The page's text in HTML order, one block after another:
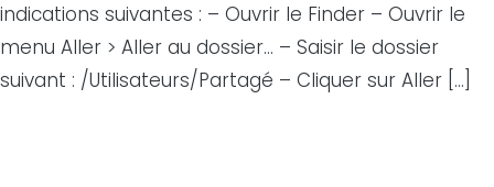
indications suivantes : – Ouvrir le Finder – Ouvrir le
menu Aller > Aller au dossier… – Saisir le dossier
suivant : /Utilisateurs/Partagé – Cliquer sur Aller […]